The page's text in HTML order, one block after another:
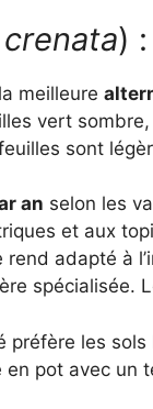
)
meilleure
vert
sont
an selon les
et aux
rend adapté à
spécialisée.
préfère les
pot avec un